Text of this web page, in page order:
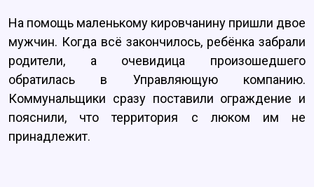
На помощь маленькому кировчанину пришли двое
мужчин. Когда всё закончилось, ребёнка забрали
родители, а очевидица произошедшего
обратилась в Управляющую компанию.
Коммунальщики сразу поставили ограждение и
пояснили, что территория с люком им не
принадлежит.